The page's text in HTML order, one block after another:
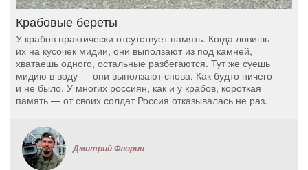
Крабовые береты
У крабов практически отсутствует память. Когда ловишь
их на кусочек мидии, они выползают из под камней,
хватаешь одного, остальные разбегаются. Тут же суешь
мидию в воду — они выползают снова. Как будто ничего
и не было. У многих россиян, как и у крабов, короткая
память — от своих солдат Россия отказывалась не раз.
Дмитрий Флорин